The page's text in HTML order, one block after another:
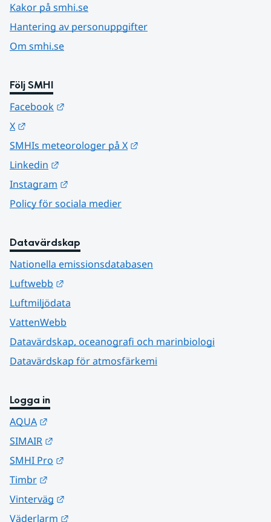
Kakor på smhi.se
Hantering av personuppgifter
Om smhi.se
Följ SMHI
Facebook
X
SMHIs meteorologer på X
Linkedin
Instagram
Policy för sociala medier
Datavärdskap
Nationella emissionsdatabasen
Luftwebb
Luftmiljödata
VattenWebb
Datavärdskap, oceanografi och marinbiologi
Datavärdskap för atmosfärkemi
Logga in
AQUA
SIMAIR
SMHI Pro
Timbr
Vinterväg
Väderlarm